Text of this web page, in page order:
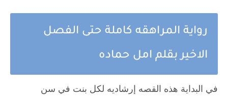
رواية المراهقه كاملة حتى الفصل
الاخير بقلم امل حماده
في البداية هذه القصه إرشاديه لكل بنت في سن